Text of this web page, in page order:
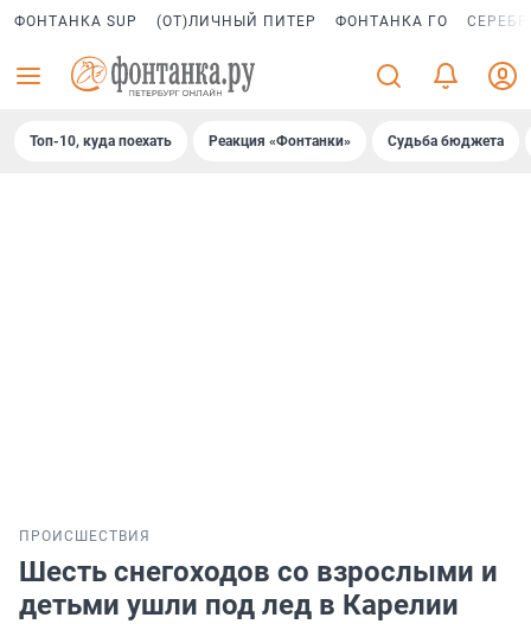
ФОНТАНКА SUP (ОТ)ЛИЧНЫЙ ПИТЕР ФОНТАНКА ГО
Топ-10, куда поехать Реакция «Фонтанки» Судьба бюджета
ПРОИСШЕСТВИЯ
Шесть снегоходов со взрослыми и
детьми ушли под лед в Карелии